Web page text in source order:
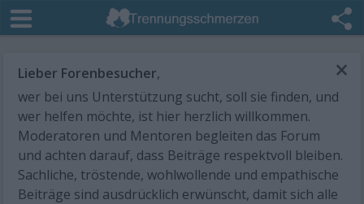
×
Lieber Forenbesucher,
wer bei uns Unterstützung sucht, soll sie finden, und
wer helfen möchte, ist hier herzlich willkommen.
Moderatoren und Mentoren begleiten das Forum
und achten darauf, dass Beiträge respektvoll bleiben.
Sachliche, tröstende, wohlwollende und empathische
Beiträge sind ausdrücklich erwünscht, damit sich alle